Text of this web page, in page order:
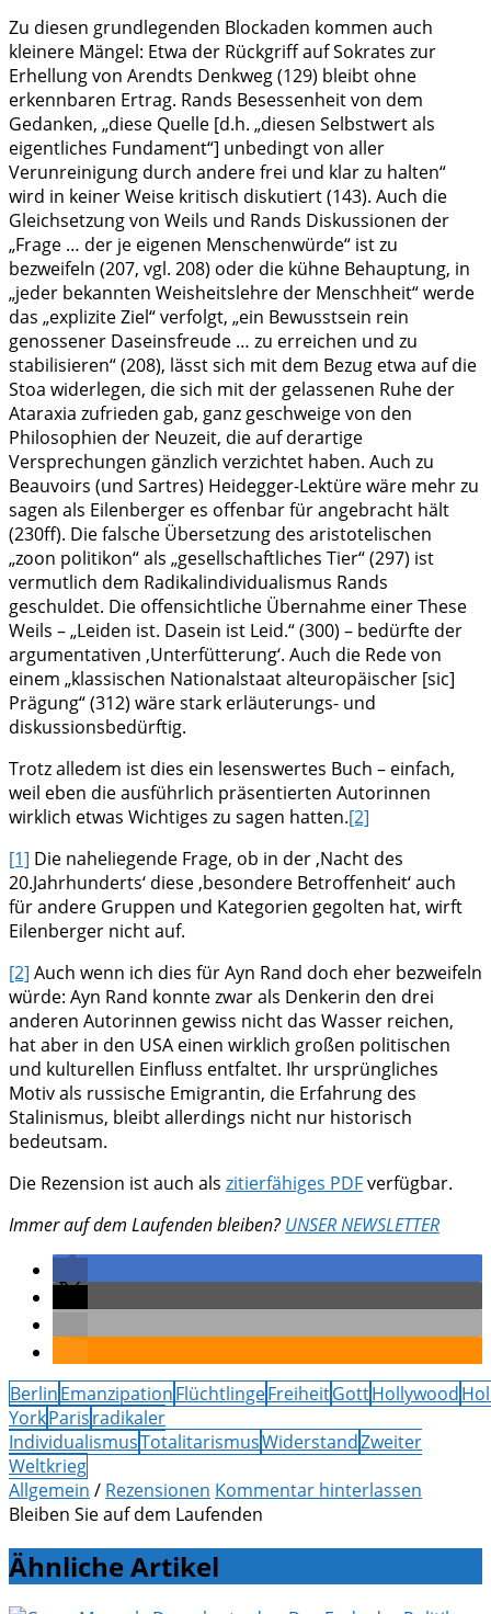
Zu diesen grundlegenden Blockaden kommen auch
kleinere Mängel: Etwa der Rückgriff auf Sokrates zur
Erhellung von Arendts Denkweg (129) bleibt ohne
erkennbaren Ertrag. Rands Besessenheit von dem
Gedanken, „diese Quelle [d.h. „diesen Selbstwert als
eigentliches Fundament“] unbedingt von aller
Verunreinigung durch andere frei und klar zu halten“
wird in keiner Weise kritisch diskutiert (143). Auch die
Gleichsetzung von Weils und Rands Diskussionen der
„Frage … der je eigenen Menschenwürde“ ist zu
bezweifeln (207, vgl. 208) oder die kühne Behauptung, in
„jeder bekannten Weisheitslehre der Menschheit“ werde
das „explizite Ziel“ verfolgt, „ein Bewusstsein rein
genossener Daseinsfreude … zu erreichen und zu
stabilisieren“ (208), lässt sich mit dem Bezug etwa auf die
Stoa widerlegen, die sich mit der gelassenen Ruhe der
Ataraxia zufrieden gab, ganz geschweige von den
Philosophien der Neuzeit, die auf derartige
Versprechungen gänzlich verzichtet haben. Auch zu
Beauvoirs (und Sartres) Heidegger-Lektüre wäre mehr zu
sagen als Eilenberger es offenbar für angebracht hält
(230ff). Die falsche Übersetzung des aristotelischen
„zoon politikon“ als „gesellschaftliches Tier“ (297) ist
vermutlich dem Radikalindividualismus Rands
geschuldet. Die offensichtliche Übernahme einer These
Weils – „Leiden ist. Dasein ist Leid.“ (300) – bedürfte der
argumentativen ‚Unterfütterung‘. Auch die Rede von
einem „klassischen Nationalstaat alteuropäischer [sic]
Prägung“ (312) wäre stark erläuterungs- und
diskussionsbedürftig.
Trotz alledem ist dies ein lesenswertes Buch – einfach,
weil eben die ausführlich präsentierten Autorinnen
wirklich etwas Wichtiges zu sagen hatten.[2]
[1] Die naheliegende Frage, ob in der ‚Nacht des
20.Jahrhunderts‘ diese ‚besondere Betroffenheit‘ auch
für andere Gruppen und Kategorien gegolten hat, wirft
Eilenberger nicht auf.
[2] Auch wenn ich dies für Ayn Rand doch eher bezweifeln
würde: Ayn Rand konnte zwar als Denkerin den drei
anderen Autorinnen gewiss nicht das Wasser reichen,
hat aber in den USA einen wirklich großen politischen
und kulturellen Einfluss entfaltet. Ihr ursprüngliches
Motiv als russische Emigrantin, die Erfahrung des
Stalinismus, bleibt allerdings nicht nur historisch
bedeutsam.
Die Rezension ist auch als zitierfähiges PDFverfügbar.
Immer auf dem Laufenden bleiben?UNSER NEWSLETTER
BerlinEmanzipationFlüchtlingeFreiheitGottHollywood
YorkParisradikaler
IndividualismusTotalitarismusWiderstandZweiter
Weltkrieg
Allgemein / Rezensionen Kommentar hinterlassen
Bleiben Sie auf dem Laufenden
Ähnliche Artikel